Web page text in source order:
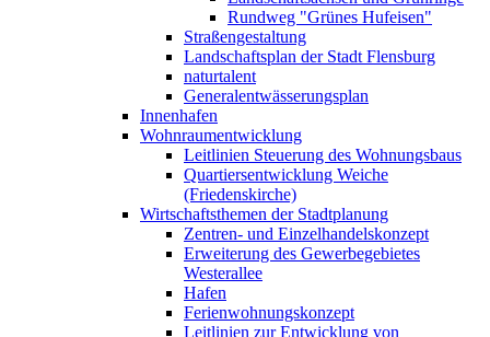
Rundweg "Grünes Hufeisen"
Straßengestaltung
Landschaftsplan der Stadt Flensburg
naturtalent
Generalentwässerungsplan
Innenhafen
Wohnraumentwicklung
Leitlinien Steuerung des Wohnungsbaus
Quartiersentwicklung Weiche
(Friedenskirche)
Wirtschaftsthemen der Stadtplanung
Zentren- und Einzelhandelskonzept
Erweiterung des Gewerbegebietes
Westerallee
Hafen
Ferienwohnungskonzept
Leitlinien zur Entwicklung von